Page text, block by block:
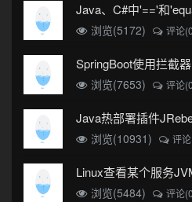
Java、C#中'=='和
浏览(5172) 评论
SpringBoot使用拦截器
浏览(7653) 评论
Java热部署插件
浏览(10931) 评
浏览(5484)
评论